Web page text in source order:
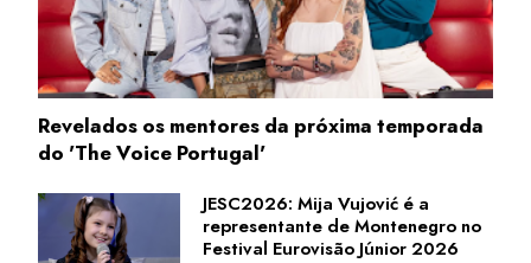
Revelados os mentores da próxima temporada
do 'The Voice Portugal'
JESC2026: Mija Vujović é a
representante de Montenegro no
Festival Eurovisão Júnior 2026